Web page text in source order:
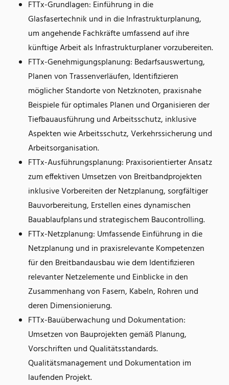
FTTx-Grundlagen: Einführung in die
Glasfasertechnik und in die Infrastrukturplanung,
um angehende Fachkräfte umfassend auf ihre
künftige Arbeit als Infrastrukturplaner vorzubereiten.
FTTx-Genehmigungsplanung: Bedarfsauswertung,
Planen von Trassenverläufen, Identifizieren
möglicher Standorte von Netzknoten, praxisnahe
Beispiele für optimales Planen und Organisieren der
Tiefbauausführung und Arbeitsschutz, inklusive
Aspekten wie Arbeitsschutz, Verkehrssicherung und
Arbeitsorganisation.
FTTx-Ausführungsplanung: Praxisorientierter Ansatz
zum effektiven Umsetzen von Breitbandprojekten
inklusive Vorbereiten der Netzplanung, sorgfältiger
Bauvorbereitung, Erstellen eines dynamischen
Bauablaufplans und strategischem Baucontrolling.
FTTx-Netzplanung: Umfassende Einführung in die
Netzplanung und in praxisrelevante Kompetenzen
für den Breitbandausbau wie dem Identifizieren
relevanter Netzelemente und Einblicke in den
Zusammenhang von Fasern, Kabeln, Rohren und
deren Dimensionierung.
FTTx-Bauüberwachung und Dokumentation:
Umsetzen von Bauprojekten gemäß Planung,
Vorschriften und Qualitätsstandards.
Qualitätsmanagement und Dokumentation im
laufenden Projekt.